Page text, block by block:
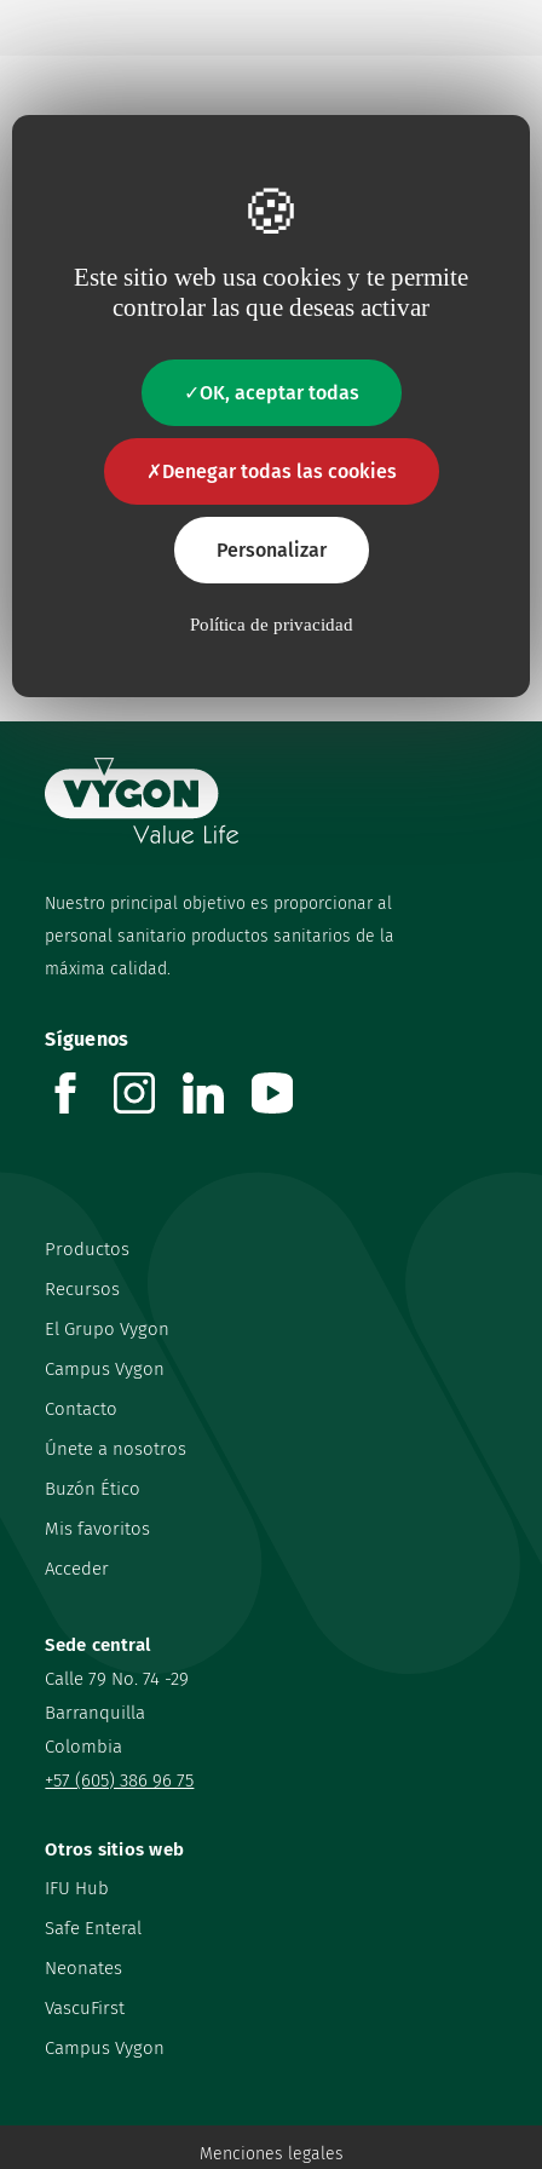
Este sitio web usa cookies y te permite
controlar las que deseas activar
OK, aceptar todas
Denegar todas las cookies
Personalizar
Política de privacidad
Porque apostamos por la
cercanía al cliente, la
permanente a sus
necesidades
Porque la
innovación
impulsa nuestros proyectos
Porque para nosotros, la
Porque trabajamos
delmedio ambiente
Nuestro principal objetivo es proporcionar al
personal sanitario productos sanitarios de la
máxima calidad.
Sede central
Calle 79 No. 74 -29
Barranquilla
Colombia
+57 (605) 386 96 75
Productos
Recursos
El Grupo Vygon
Campus Vygon
Contacto
Únete a nosotros
Buzón Ético
Mis favoritos
Acceder
Otros sitios web
IFU Hub
Safe Enteral
Neonates
VascuFirst
Campus Vygon
Síguenos
facebookinstagramlinkedin
Menciones legales